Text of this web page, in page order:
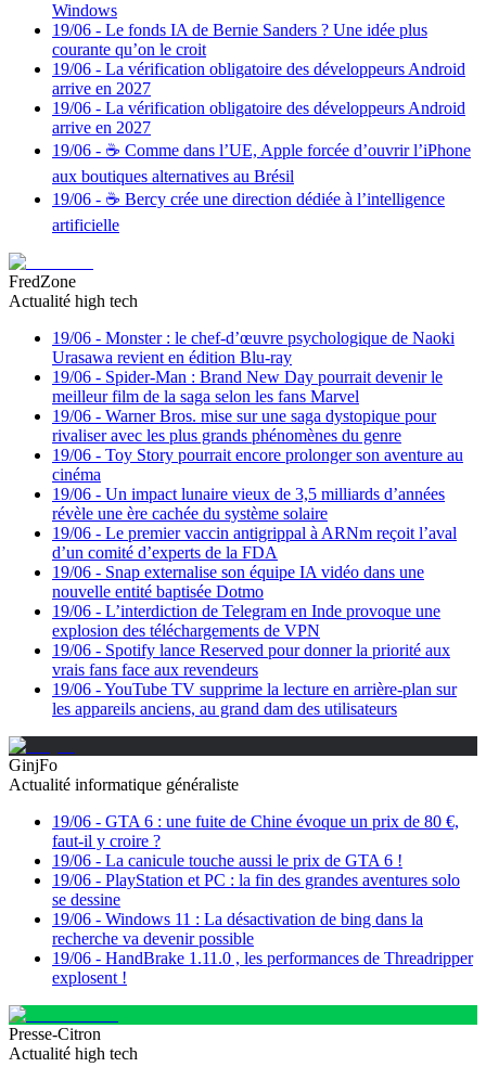
Windows
19/06 - Le fonds IA de Bernie Sanders ? Une idée plus
courante qu’on le croit
19/06 - La vérification obligatoire des développeurs Android
arrive en 2027
19/06 - La vérification obligatoire des développeurs Android
arrive en 2027
19/06 - ☕️ Comme dans l’UE, Apple forcée d’ouvrir l’iPhone
aux boutiques alternatives au Brésil
19/06 - ☕️ Bercy crée une direction dédiée à l’intelligence
artificielle
FredZone
Actualité high tech
19/06 - Monster : le chef-d’œuvre psychologique de Naoki
Urasawa revient en édition Blu-ray
19/06 - Spider-Man : Brand New Day pourrait devenir le
meilleur film de la saga selon les fans Marvel
19/06 - Warner Bros. mise sur une saga dystopique pour
rivaliser avec les plus grands phénomènes du genre
19/06 - Toy Story pourrait encore prolonger son aventure au
cinéma
19/06 - Un impact lunaire vieux de 3,5 milliards d’années
révèle une ère cachée du système solaire
19/06 - Le premier vaccin antigrippal à ARNm reçoit l’aval
d’un comité d’experts de la FDA
19/06 - Snap externalise son équipe IA vidéo dans une
nouvelle entité baptisée Dotmo
19/06 - L’interdiction de Telegram en Inde provoque une
explosion des téléchargements de VPN
19/06 - Spotify lance Reserved pour donner la priorité aux
vrais fans face aux revendeurs
19/06 -YouTube TV supprime la lecture en arrière-plan sur
les appareils anciens, au grand dam des utilisateurs
GinjFo
Actualité informatique généraliste
19/06 - GTA 6 : une fuite de Chine évoque un prix de 80 €,
faut-il y croire ?
19/06 - La canicule touche aussi le prix de GTA 6 !
19/06 - PlayStation et PC : la fin des grandes aventures solo
se dessine
19/06 - Windows 11 : La désactivation de bing dans la
recherche va devenir possible
19/06 - HandBrake 1.11.0 , les performances de Threadripper
explosent !
Presse-Citron
Actualité high tech